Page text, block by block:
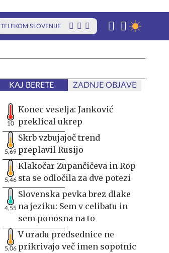
TELEKOM SLOVENIJE
KAJ BERETE ZADNJE OBJAVE
10
Konec veselja: Janković
preklical ukrep
5,69
Skrb vzbujajoč trend
preplavil Rusijo
5,46
Klakočar Zupančičeva in Rop
sta se odločila za dve potezi
4,55
Slovenska pevka brez dlake
na jeziku: Sem v celibatu in
sem ponosna na to
5,06
V uradu predsednice ne
prikrivajo več imen sopotnic